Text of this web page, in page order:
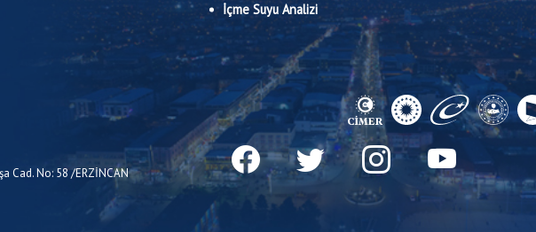
İçme Suyu Analizi
Cad. No: 58 /ERZİNCAN